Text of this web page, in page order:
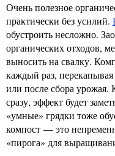
Очень полезное
практически без усилий.
обустроить несложно.
органических отходов,
выносить на свалку.
каждый раз,
или после сбора урожая.
сразу, эффект будет
«умные» грядки тоже
компост — это
«пирога» для